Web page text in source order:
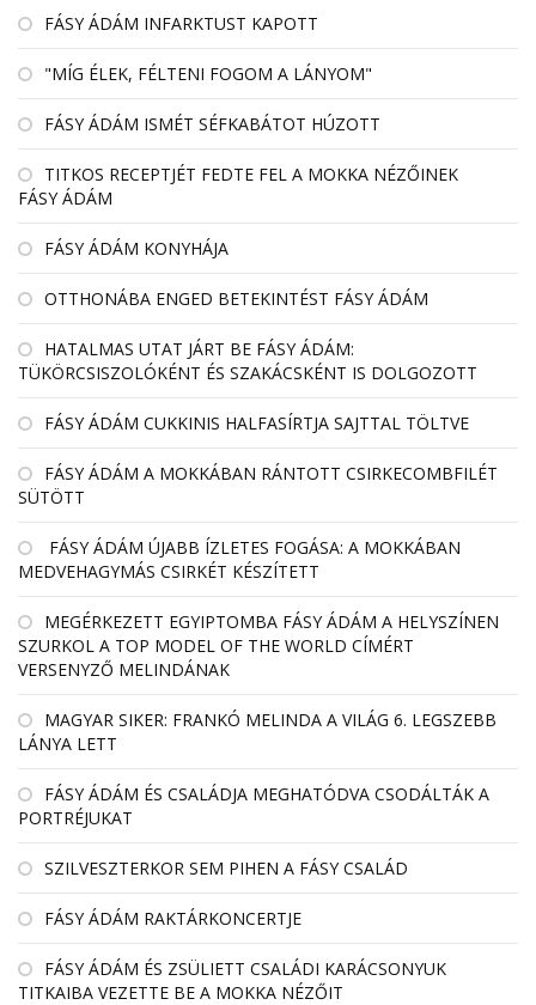
FÁSY ÁDÁM INFARKTUST KAPOTT
"MÍG ÉLEK, FÉLTENI FOGOM A LÁNYOM"
FÁSY ÁDÁM ISMÉT SÉFKABÁTOT HÚZOTT
TITKOS RECEPTJÉT FEDTE FEL A MOKKA NÉZŐINEK
FÁSY ÁDÁM
FÁSY ÁDÁM KONYHÁJA
OTTHONÁBA ENGED BETEKINTÉST FÁSY ÁDÁM
HATALMAS UTAT JÁRT BE FÁSY ÁDÁM:
TÜKÖRCSISZOLÓKÉNT ÉS SZAKÁCSKÉNT IS DOLGOZOTT
FÁSY ÁDÁM CUKKINIS HALFASÍRTJA SAJTTAL TÖLTVE
FÁSY ÁDÁM A MOKKÁBAN RÁNTOTT CSIRKECOMBFILÉT
SÜTÖTT
FÁSY ÁDÁM ÚJABB ÍZLETES FOGÁSA: A MOKKÁBAN
MEDVEHAGYMÁS CSIRKÉT KÉSZÍTETT
MEGÉRKEZETT EGYIPTOMBA FÁSY ÁDÁM A HELYSZÍNEN
SZURKOL A TOP MODEL OF THE WORLD CÍMÉRT
VERSENYZŐ MELINDÁNAK
MAGYAR SIKER: FRANKÓ MELINDA A VILÁG 6. LEGSZEBB
LÁNYA LETT
FÁSY ÁDÁM ÉS CSALÁDJA MEGHATÓDVA CSODÁLTÁK A
PORTRÉJUKAT
SZILVESZTERKOR SEM PIHEN A FÁSY CSALÁD
FÁSY ÁDÁM RAKTÁRKONCERTJE
FÁSY ÁDÁM ÉS ZSÜLIETT CSALÁDI KARÁCSONYUK
TITKAIBA VEZETTE BE A MOKKA NÉZŐIT